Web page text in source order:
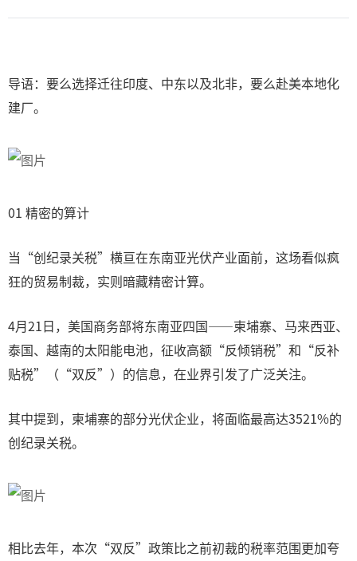
导语：要么选择迁往印度、中东以及北非，要么赴美本地化
建厂。
01 精密的算计
当“创纪录关税”横亘在东南亚光伏产业面前，这场看似疯
狂的贸易制裁，实则暗藏精密计算。
4月21日，美国商务部将东南亚四国——柬埔寨、马来西亚、
泰国、越南的太阳能电池，征收高额“反倾销税”和“反补
贴税”（“双反”）的信息，在业界引发了广泛关注。
其中提到，柬埔寨的部分光伏企业，将面临最高达3521%的
创纪录关税。
相比去年，本次“双反”政策比之前初裁的税率范围更加夸